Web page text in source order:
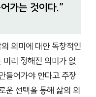
가는 것이다.”
의미에 대한 독창적인
리 정해진 의미가 없
들어가야 한다고 주장
운 선택을 통해 삶의 의